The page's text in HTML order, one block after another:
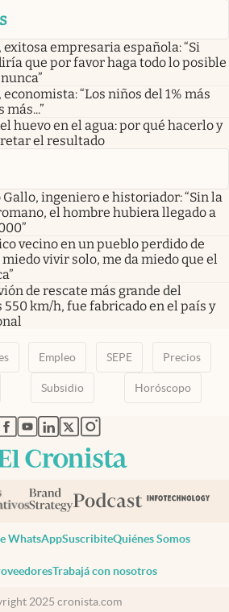
exitosa empresaria española: “Si
que por favor haga todo lo posible
economista: “Los niños del 1% más
huevo en el agua: por qué hacerlo y
el resultado
ingeniero e historiador: “Sin la
el hombre hubiera llegado a
vecino en un pueblo perdido de
miedo vivir solo, me da miedo que el
de rescate más grande del
550 km/h, fue fabricado en el país y
Empleo SEPE Precios
Subsidio Horóscopo
abre en nueva pestaña
abre en nueva pestaña
abre en nueva pestaña
abre en nueva pestaña
abre en nueva pestaña
WhatsAppSuscribiteQuiénes Somos
Trabajá con nosotros
2025 cronista.com